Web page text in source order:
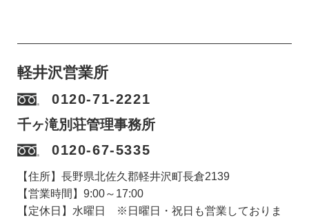
軽井沢営業所
0120-71-2221
千ヶ滝別荘管理事務所
0120-67-5335
【住所】長野県北佐久郡軽井沢町長倉2139
【営業時間】9:00～17:00
【定休日】水曜日 ※日曜日・祝日も営業しておりま